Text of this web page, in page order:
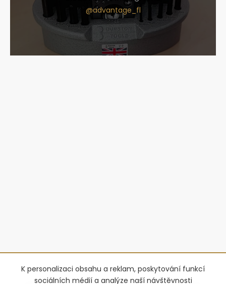
K personalizaci obsahu a reklam, poskytování funkcí
sociálních médií a analýze naší návštěvnosti